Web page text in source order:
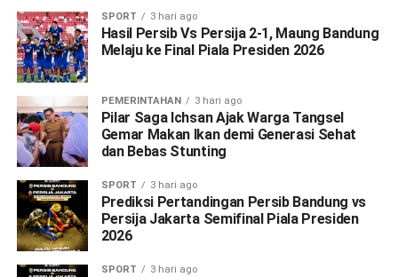
SPORT 3 hari ago
Hasil Persib Vs Persija 2-1, Maung Bandung
Melaju ke Final Piala Presiden 2026
PEMERINTAHAN 3 hari ago
Pilar Saga Ichsan Ajak Warga Tangsel
Gemar Makan Ikan demi Generasi Sehat
dan Bebas Stunting
SPORT 3 hari ago
Prediksi Pertandingan Persib Bandung vs
Persija Jakarta Semifinal Piala Presiden
2026
SPORT 3 hari ago